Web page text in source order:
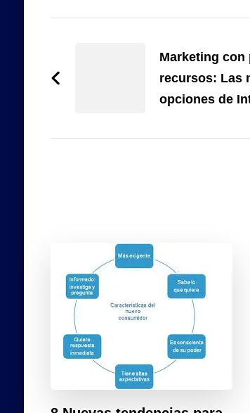
entradas
Marketing con
recursos: Las
opciones de